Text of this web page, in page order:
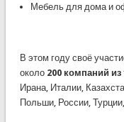
Мебель для дома и
В этом году своё
около200 компаний из
Ирана, Италии,
Польши, России,